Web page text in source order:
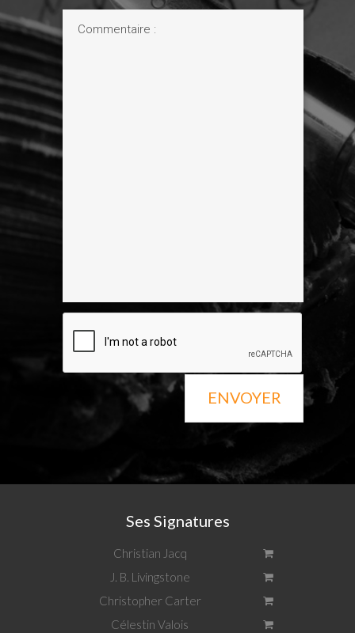
ENVOYER
Ses Signatures
Christian Jacq
J. B. Livingstone
Christopher Carter
Célestin Valois